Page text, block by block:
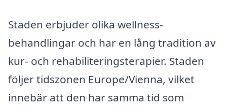
Staden erbjuder olika wellness-
behandlingar och har en lång tradition av
kur- och rehabiliteringsterapier. Staden
följer tidszonen Europe/Vienna, vilket
innebär att den har samma tid som